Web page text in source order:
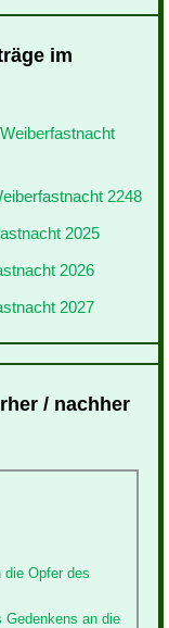
im
Weiberfastnacht
2248
2025
2026
2027
/ nachher
die Opfer des
Gedenkens an die